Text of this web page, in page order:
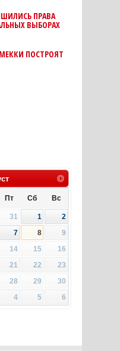
ПРАВА
ВЫБОРАХ
ПОСТРОЯТ
Пт Сб Вс
31 1
2
7 8
9
14 15
16
21 22
23
28 29
30
4 5 6